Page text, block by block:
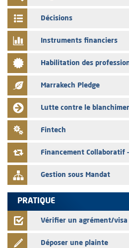
Saham Bank – Mise à jour annuelle du
03/08/2026
L’AMMC met sur son site internet les
émetteurs en date du 3 août 2026
03/08/2026
Liste des agréments et visas d'OPCVM
mois de juillet 2026
03/08/2026
L' AMMC publie les indicateurs
le mois de Juin 2026
Décisions
Instruments financiers
Habilitation des
Marrakech Pledge
Lutte contre le
Fintech
Financement Collaboratif
Gestion sous Mandat
PRATIQUE
Vérifier un agrément/visa
Déposer une plainte